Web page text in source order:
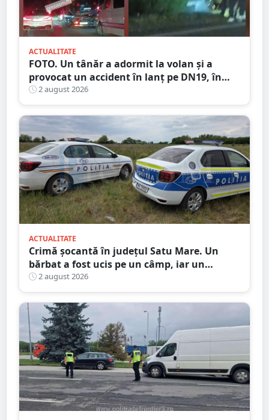
ACTUALITATE
FOTO. Un tânăr a adormit la volan și a
provocat un accident în lanț pe DN19, în
județul Satu Mare
2 august 2026
ACTUALITATE
Crimă șocantă în județul Satu Mare. Un
bărbat a fost ucis pe un câmp, iar un
adolescent este în custodia poliției
2 august 2026